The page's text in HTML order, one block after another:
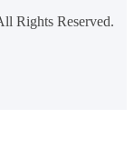
Rights Reserved.